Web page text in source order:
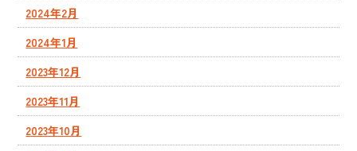
2024年2月
2024年1月
2023年12月
2023年11月
2023年10月